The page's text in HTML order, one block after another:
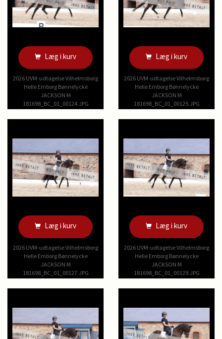
Læg i kurv
2026 UVM-udtagelse Vilhelmsborg
Helle Emborg Bønnelycke
JACKSON M
181698_BC_01_00124.JPG
Læg i kurv
2026 UVM-udtagelse Vilhelmsborg
Helle Emborg Bønnelycke
JACKSON M
181698_BC_01_00125.JPG
Læg i kurv
2026 UVM-udtagelse Vilhelmsborg
Helle Emborg Bønnelycke
JACKSON M
181698_BC_01_00127.JPG
Læg i kurv
2026 UVM-udtagelse Vilhelmsborg
Helle Emborg Bønnelycke
JACKSON M
181698_BC_01_00129.JPG